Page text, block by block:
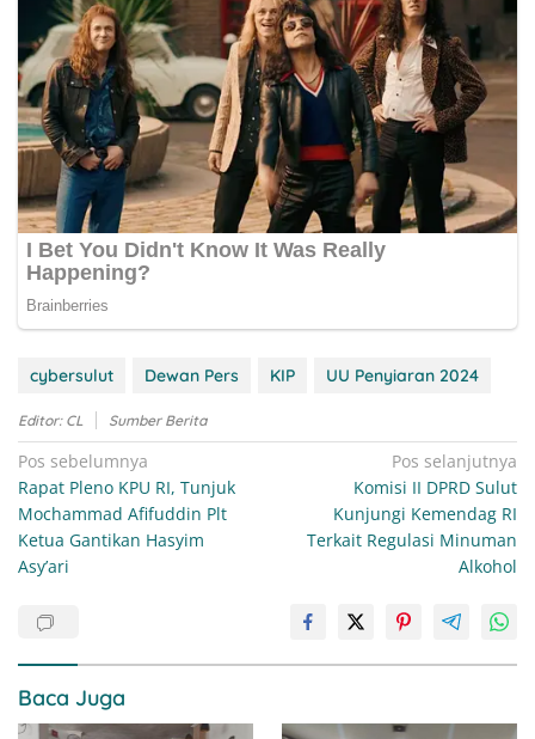
cybersulut Dewan Pers KIP UU Penyiaran 2024
Editor: CL Sumber Berita
Navigasi
pos
Pos sebelumnya
Rapat Pleno KPU RI, Tunjuk
Mochammad Afifuddin Plt
Ketua Gantikan Hasyim
Asy’ari
Pos selanjutnya
Komisi II DPRD Sulut
Kunjungi Kemendag RI
Terkait Regulasi Minuman
Alkohol
Baca Juga